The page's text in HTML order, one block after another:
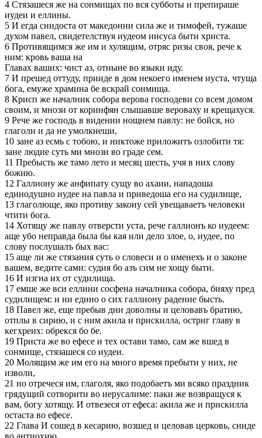
4 Стязашеся же на сонмищах по вся субботы и препираше
иудеи и еллины.
5 И егда снидоста от македонии сила же и тимофей, тужаше
духом павел, свидетелствуя иудеом иисуса быти христа.
6 Противящимся же им и хулящим, отряс ризы своя, рече к
ним: кровь ваша на
Главах ваших: чист аз, отныне во языки иду.
7 И прешед оттуду, прииде в дом некоего именем иуста, чтуща
бога, емуже храмина бе вскрай сонмища.
8 Крисп же началник собора верова господеви со всем домом
своим, и мнози от коринфян слышавше вероваху и крещахуся.
9 Рече же господь в видении нощнем павлу: не бойся, но
глаголи и да не умолкнеши,
10 зане аз есмь с тобою, и никтоже приложитъ озлобити тя:
зане людие суть ми мнози во граде сем.
11 Пребысть же тамо лето и месяц шесть, учя в них слову
божию.
12 Галлиону же анфипату сущу во ахаии, нападоша
единодушно иудее на павла и приведоша его на судилище,
13 глаголюще, яко противу закону сей увещаваетъ человеки
чтити бога.
14 Хотящу же павлу отверсти уста, рече галлионъ ко иудеем:
аще убо неправда была бы кая или дело злое, о, иудее, по
слову послушалъ бых вас:
15 аще ли же стязания суть о словеси и о именехъ и о законе
вашем, ведите сами: судия бо азъ сим не хощу быти.
16 И изгна их от судилища.
17 емше же вси еллини сосфена началника собора, бияху пред
судилищем: и ни едино о сих галлиону радение бысть.
18 Павел же, еще пребыв дни доволны и целовавъ братию,
отплы в сирию, и с ним акила и прискилла, остриг главу в
кегхреих: обрекся бо бе.
19 Приста же во ефесе и тех остави тамо, сам же вшед в
сонмище, стязашеся со иудеи.
20 Молящим же им его на много время пребыти у них, не
изволи,
21 но отречеся им, глаголя, яко подобаетъ ми всяко праздник
грядущий сотворити во иерусалиме: паки же возвращуся к
вам, богу хотящу. И отвезеся от ефеса: акила же и прискилла
остаста во ефесе.
22 Глава И сошед в кесарию, возшед и целовав церковь, сниде